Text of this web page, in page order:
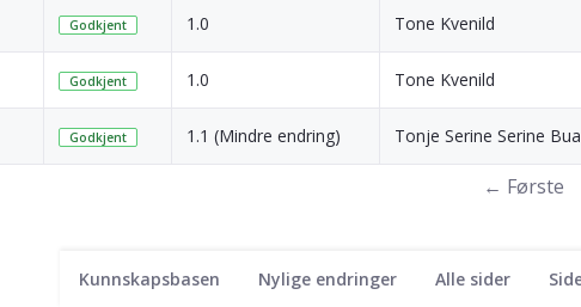
Kunnskapsbasen Nylige endringer Alle sider
Godkjent 1.0 Tone Kvenild
Godkjent 1.0 Tone Kvenild
Godkjent 1.1 (Mindre endring) Tonje Serine Serine Bua
← Første